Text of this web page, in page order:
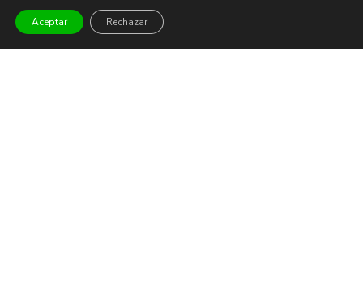
Teatro
Danza
Aceptar Rechazar